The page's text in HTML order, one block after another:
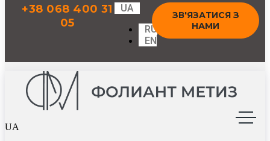
+38 068 400 31
05
UA
RU
EN
ЗВ'ЯЗАТИСЯ З
НАМИ
UA